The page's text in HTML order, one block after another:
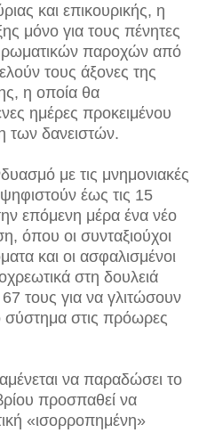
και επικουρικής, η
μόνο για τους πένητες
παροχών από
τους άξονες της
η οποία θα
ημέρες προκειμένου
των δανειστών.
με τις μνημονιακές
έως τις 15
επόμενη μέρα ένα νέο
όπου οι συνταξιούχοι
και οι ασφαλισμένοι
στη δουλειά
τους για να γλιτώσουν
σύστημα στις πρόωρες
να παραδώσει το
προσπαθεί να
«ισορροπημένη»